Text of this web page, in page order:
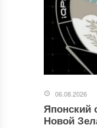
06.08.2026
Японский
Новой